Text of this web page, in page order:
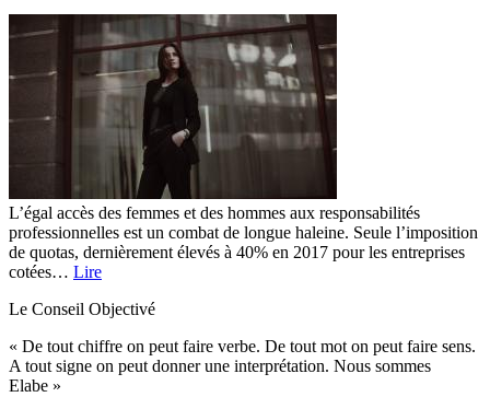
L’égal accès des femmes et des hommes aux responsabilités
professionnelles est un combat de longue haleine. Seule l’imposition
de quotas, dernièrement élevés à 40% en 2017 pour les entreprises
cotées… Lire
Le Conseil Objectivé
« De tout chiffre on peut faire verbe. De tout mot on peut faire sens.
A tout signe on peut donner une interprétation. Nous sommes
Elabe »